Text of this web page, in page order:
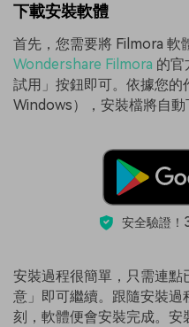
下載安裝軟體
首先，您需要將 Filmora 軟
Wondershare Filmora 的官
試用」按鈕即可。依據您的
Windows），安裝檔將自動
安全驗證！
安裝過程很簡單，只需連
意」即可繼續。跟隨安裝
刻，軟體便會安裝完成。